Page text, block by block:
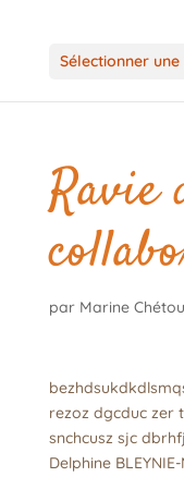
Sélectionner
Ravie
par Marine
rezoz dgcduc zer
snchcusz sjc dbrhfj
Delphine